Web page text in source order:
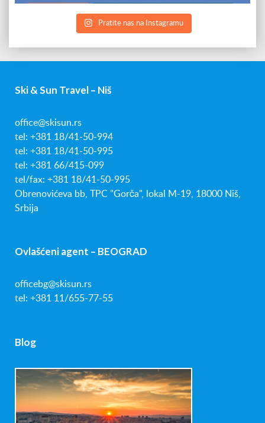
Pratite nas na Instagramu
Ski & Sun Travel – Niš
office@skisun.rs
tel: +381 18/41-50-994
tel: +381 18/41-50-995
tel: +381 66/415-099
tel/fax: +381 18/41-50-995
Obrenovićeva bb, TPC "Gorča", lokal M-19, 18000 Niš,
Srbija
Ovlašćeni agent – BEOGRAD
officebg@skisun.rs
tel: +381 11/655-77-55
Blog